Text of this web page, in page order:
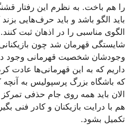
را هم باخت. به نظرم این رفتار
باید الگو باشد و باید حرف‌هایی بزند
الگوی مناسبی را در اذهان ثبت
شایستگی قهرمان شد چون بازیکنانی
وجودشان شخصیت قهرمانی وجود
داریم که به این قهرمانی‌ها عادت
که باشگاه بزرگ پرسپولیس به
الان باید همه روی جام حذفی تمرکز
هم با درایت بازیکنان و کادر فنی
تکمیل بشود.